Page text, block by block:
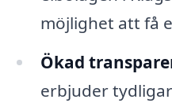
möjlighet att få
Ökad
erbjuder